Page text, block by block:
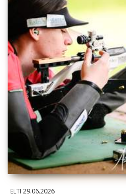
ELTI 29.06.2026